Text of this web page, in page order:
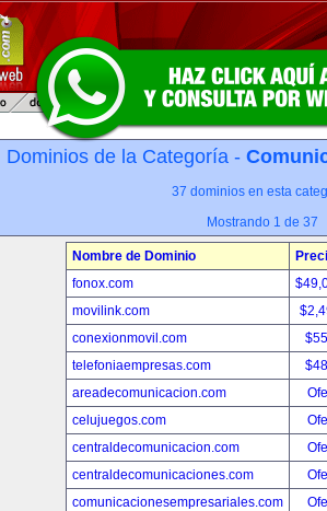
Dominios de la Categoría -
37 dominios en esta
Mostrando 1 de 37
Nombre de Dominio
fonox.com
movilink.com
conexionmovil.com
telefoniaempresas.com
areadecomunicacion.com
celujuegos.com
centraldecomunicacion.com
centraldecomunicaciones.com
comunicacionesempresariales.com